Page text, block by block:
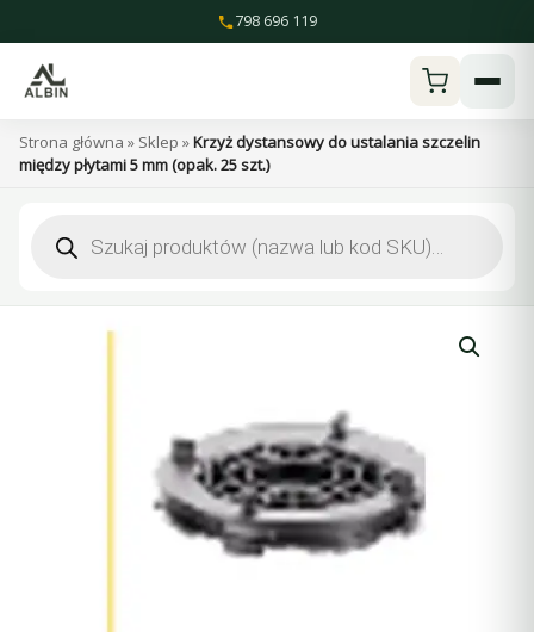
do
treści
798 696 119
Strona główna » Sklep »Krzyż dystansowy do ustalania szczelin
między płytami 5 mm (opak. 25 szt.)
produktów